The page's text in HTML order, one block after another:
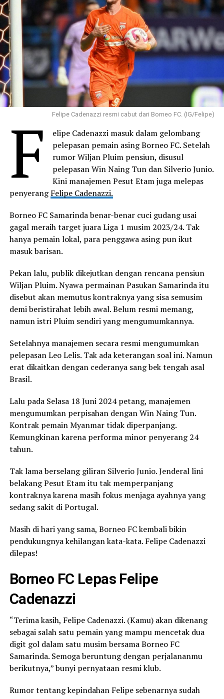
Felipe Cadenazzi resmi cabut dari Borneo FC. (IG/Felipe)
F
elipe Cadenazzi masuk dalam gelombang
pelepasan pemain asing Borneo FC. Setelah
rumor Wiljan Pluim pensiun, disusul
pelepasan Win Naing Tun dan Silverio Junio.
Kini manajemen Pesut Etam juga melepas
penyerangFelipe Cadenazzi.
Borneo FC Samarinda benar-benar cuci gudang usai
gagal meraih target juara Liga 1 musim 2023/24. Tak
hanya pemain lokal, para penggawa asing pun ikut
masuk barisan.
Pekan lalu, publik dikejutkan dengan rencana pensiun
Wiljan Pluim. Nyawa permainan Pasukan Samarinda itu
disebut akan memutus kontraknya yang sisa semusim
demi beristirahat lebih awal. Belum resmi memang,
namun istri Pluim sendiri yang mengumumkannya.
Setelahnya manajemen secara resmi mengumumkan
pelepasan Leo Lelis. Tak ada keterangan soal ini. Namun
erat dikaitkan dengan cederanya sang bek tengah asal
Brasil.
Lalu pada Selasa 18 Juni 2024 petang, manajemen
mengumumkan perpisahan dengan Win Naing Tun.
Kontrak pemain Myanmar tidak diperpanjang.
Kemungkinan karena performa minor penyerang 24
tahun.
Tak lama berselang giliran Silverio Junio. Jenderal lini
belakang Pesut Etam itu tak memperpanjang
kontraknya karena masih fokus menjaga ayahnya yang
sedang sakit di Portugal.
Masih di hari yang sama, Borneo FC kembali bikin
pendukungnya kehilangan kata-kata. Felipe Cadenazzi
dilepas!
Borneo FC Lepas Felipe
Cadenazzi
“Terima kasih, Felipe Cadenazzi. (Kamu) akan dikenang
sebagai salah satu pemain yang mampu mencetak dua
digit gol dalam satu musim bersama Borneo FC
Samarinda. Semoga beruntung dengan perjalananmu
berikutnya,” bunyi pernyataan resmi klub.
Rumor tentang kepindahan Felipe sebenarnya sudah